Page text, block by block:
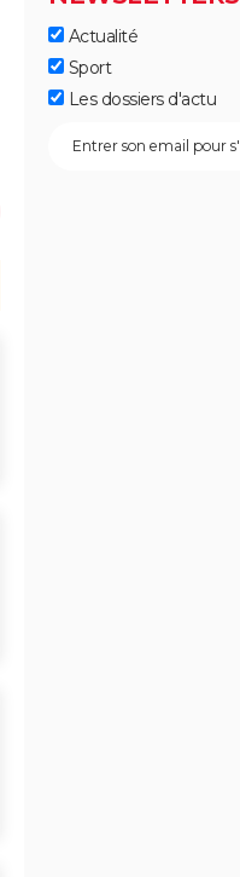
Actualité
Sport
Les dossiers d'actu